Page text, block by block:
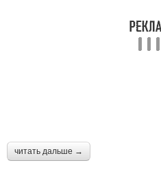
читать дальше →